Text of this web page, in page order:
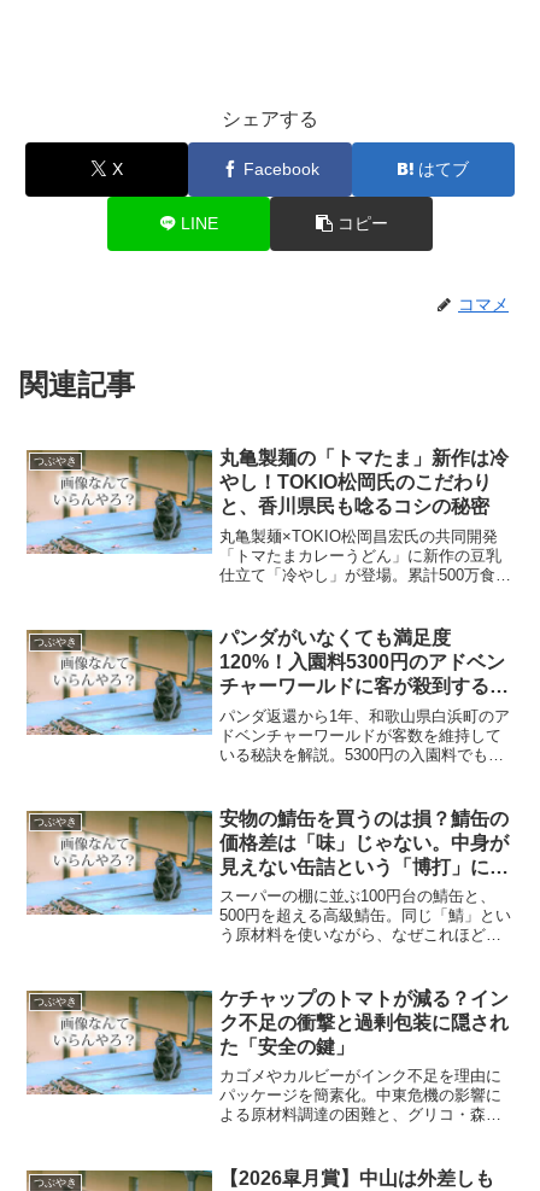
シェアする
X Facebook はてブ
LINE コピー
コマメ
関連記事
つぶやき
丸亀製麺の「トマたま」新作は冷
やし！TOKIO松岡氏のこだわり
と、香川県民も唸るコシの秘密
丸亀製麺×TOKIO松岡昌宏氏の共同開発
「トマたまカレーうどん」に新作の豆乳
仕立て「冷やし」が登場。累計500万食突
めのトッピングや期間限定情報も網羅。
つぶやき
パンダがいなくても満足度
120%！入園料5300円のアドベン
チャーワールドに客が殺到する理
由と「シン白浜町」の野望
パンダ返還から1年、和歌山県白浜町のア
ドベンチャーワールドが客数を維持して
いる秘訣を解説。5300円の入園料でも満
ン白浜町」構想の最新情報をまとめまし
た。
つぶやき
安物の鯖缶を買うのは損？鯖缶の
価格差は「味」じゃない。中身が
見えない缶詰という「博打」に勝
つ唯一の方法
スーパーの棚に並ぶ100円台の鯖缶と、
500円を超える高級鯖缶。同じ「鯖」とい
う原材料を使いながら、なぜこれほどの
ける徹底した「個体選別」と「時間のコ
スト」にありまし...
つぶやき
ケチャップのトマトが減る？イン
ク不足の衝撃と過剰包装に隠され
た「安全の鍵」
カゴメやカルビーがインク不足を理由に
パッケージを簡素化。中東危機の影響に
よる原材料調達の困難と、グリコ・森永
わかりやすく解説します。
つぶやき
【2026皐月賞】中山は外差しも